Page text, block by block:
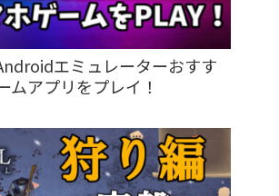
エミュレーターおすす
ムアプリをプレイ！